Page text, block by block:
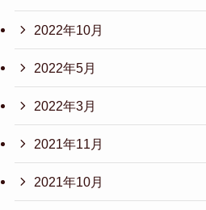
2022年10月
2022年5月
2022年3月
2021年11月
2021年10月